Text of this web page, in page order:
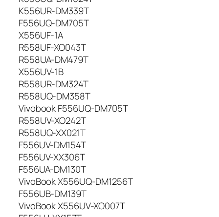
a
t
e
r
i
j
a
A
S
U
S
C
2
1
N
1
5
0
9
,
K556UR-DM339T
F556UQ-DM705T
X556UF-1A
R558UF-XO043T
R558UA-DM479T
X556UV-1B
R558UR-DM324T
R558UQ-DM358T
Vivobook F556UQ-DM705T
R558UV-XO242T
R558UQ-XX021T
F556UV-DM154T
F556UV-XX306T
F556UA-DM130T
VivoBook X556UQ-DM1256T
F556UB-DM139T
VivoBook X556UV-XO007T